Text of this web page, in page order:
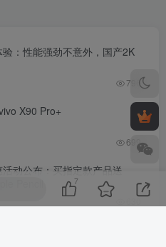
：性能强劲不意外，国产2K
796
X90 Pro+
699
动公布：买指定款产品送
Pencil
7